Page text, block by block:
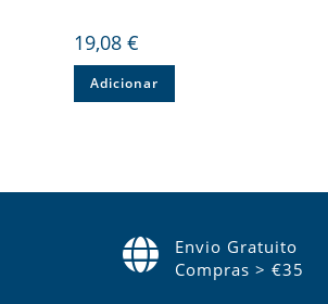
19,08€
Adicionar
Envio Gratuito
Compras > €35